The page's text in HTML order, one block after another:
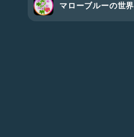
マローブルーの世界